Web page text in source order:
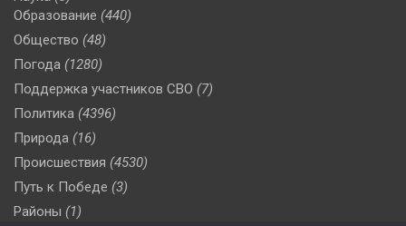
Образование (440)
Общество (48)
Погода (1280)
Поддержка участников СВО (7)
Политика (4396)
Природа (16)
Происшествия (4530)
Путь к Победе (3)
Районы (1)